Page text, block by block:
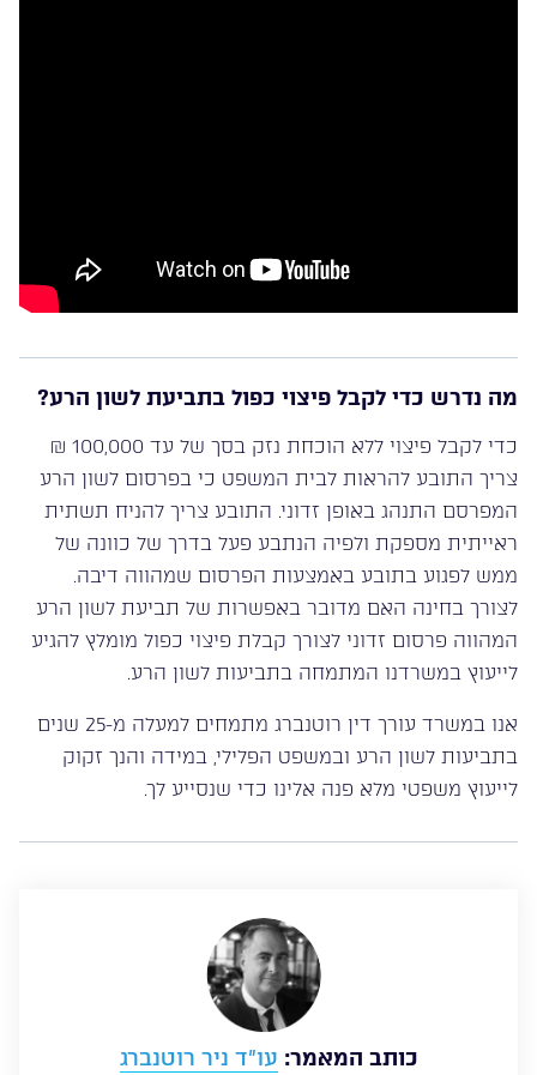
מה נדרש כדי לקבל פיצוי כפול בתביעת לשון הרע?
כדי לקבל פיצוי ללא הוכחת נזק בסך של עד 100,000 ₪
צריך התובע להראות לבית המשפט כי בפרסום לשון הרע
המפרסם התנהג באופן זדוני. התובע צריך להניח תשתית
ראייתית מספקת ולפיה הנתבע פעל בדרך של כוונה של
ממש לפגוע בתובע באמצעות הפרסום שמהווה דיבה.
לצורך בחינה האם מדובר באפשרות של תביעת לשון הרע
המהווה פרסום זדוני לצורך קבלת פיצוי כפול מומלץ להגיע
לייעוץ במשרדנו המתמחה בתביעות לשון הרע.
אנו במשרד עורך דין רוטנברג מתמחים למעלה מ-25 שנים
בתביעות לשון הרע ובמשפט הפלילי, במידה והנך זקוק
לייעוץ משפטי מלא פנה אלינו כדי שנסייע לך.
כותב המאמר: עו”ד ניר רוטנברג